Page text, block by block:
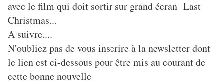
avec le film qui doit sortir sur grand écran Last
Christmas...
A suivre....
N'oubliez pas de vous inscrire à la newsletter dont
le lien est ci-dessous pour être mis au courant de
cette bonne nouvelle